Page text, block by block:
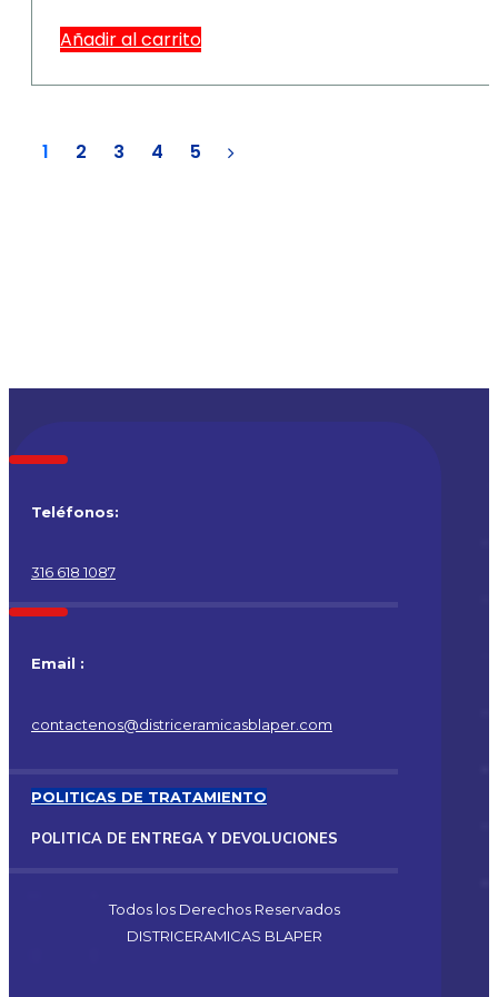
Añadir al carrito
1 2 3 4 5
Teléfonos:
316 618 1087
Email :
contactenos@districeramicasblaper.com
POLITICAS DE TRATAMIENTO
POLITICA DE ENTREGA Y DEVOLUCIONES
Todos los Derechos Reservados
DISTRICERAMICAS BLAPER